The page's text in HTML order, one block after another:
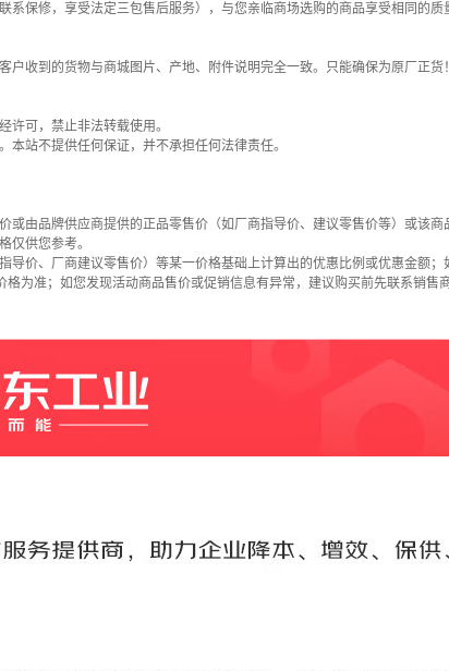
保修，享受法定三包售后服务），与您亲临商场选购的商品享受相同的
收到的货物与商城图片、产地、附件说明完全一致。只能确保为原厂正
许可，禁止非法转载使用。
站不提供任何保证，并不承担任何法律责任。
由品牌供应商提供的正品零售价（如厂商指导价、建议零售价等）或该
仅供您参考。
价、厂商建议零售价）等某一价格基础上计算出的优惠比例或优惠金额；
为准；如您发现活动商品售价或促销信息有异常，建议购买前先联系销售商